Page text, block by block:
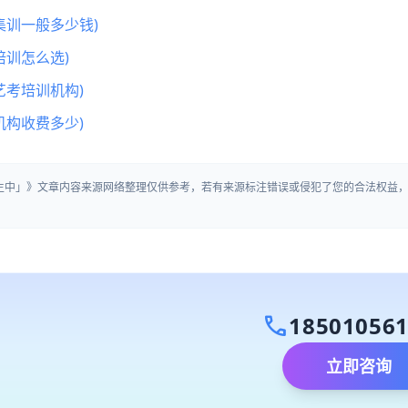
训一般多少钱)
训怎么选)
考培训机构)
构收费多少)
」》文章内容来源网络整理仅供参考，若有来源标注错误或侵犯了您的合法权益
call
立即咨询